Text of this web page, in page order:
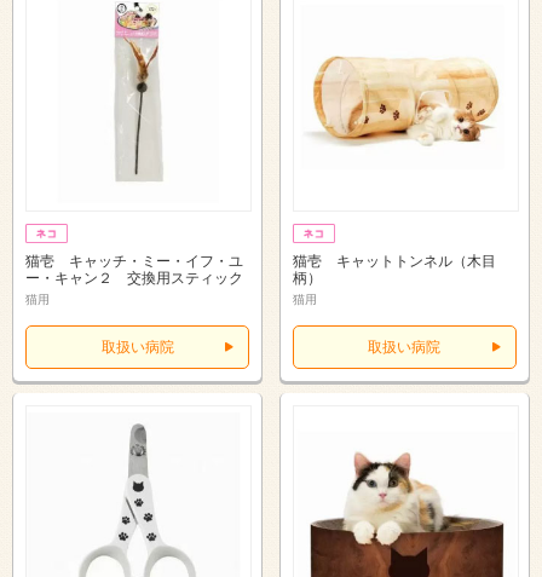
猫壱 キャッチ・ミー・イフ・ユ
ー・キャン２ 交換用スティック
猫用
取扱い病院
猫壱 キャットトンネル（木目
柄）
猫用
取扱い病院